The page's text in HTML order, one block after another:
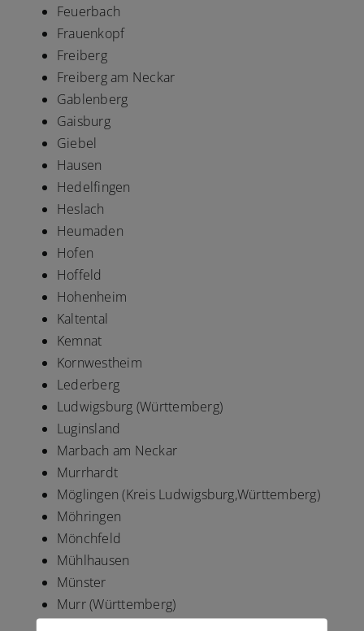
Feuerbach
Frauenkopf
Freiberg
Freiberg am Neckar
Gablenberg
Gaisburg
Giebel
Hausen
Hedelfingen
Heslach
Heumaden
Hofen
Hoffeld
Hohenheim
Kaltental
Kemnat
Kornwestheim
Lederberg
Ludwigsburg (Württemberg)
Luginsland
Marbach am Neckar
Murrhardt
Möglingen (Kreis Ludwigsburg,Württemberg)
Möhringen
Mönchfeld
Mühlhausen
Münster
Murr (Württemberg)